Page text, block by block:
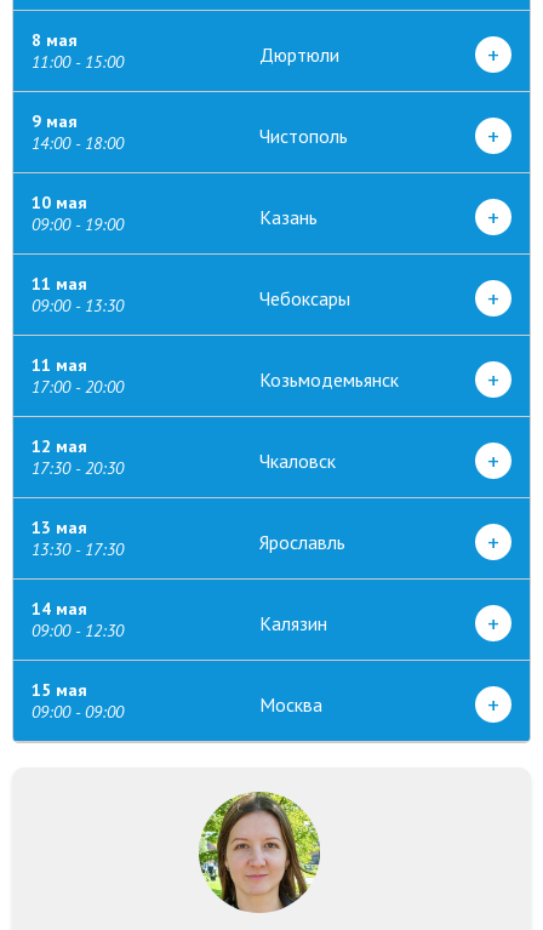
8 мая
11:00 - 15:00
Дюртюли +
9 мая
14:00 - 18:00
Чистополь +
10 мая
09:00 - 19:00
Казань +
11 мая
09:00 - 13:30
Чебоксары +
11 мая
17:00 - 20:00
Козьмодемьянск +
12 мая
17:30 - 20:30
Чкаловск +
13 мая
13:30 - 17:30
Ярославль +
14 мая
09:00 - 12:30
Калязин +
15 мая
09:00 - 09:00
Москва +